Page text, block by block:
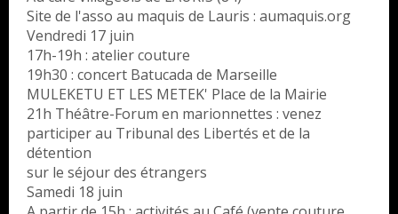
Site de l'asso au maquis de Lauris : aumaquis.org
Vendredi 17 juin
17h-19h : atelier couture
19h30 : concert Batucada de Marseille
MULEKETU ET LES METEK' Place de la Mairie
21h Théâtre-Forum en marionnettes : venez
participer au Tribunal des Libertés et de la
détention
sur le séjour des étrangers
Samedi 18 juin